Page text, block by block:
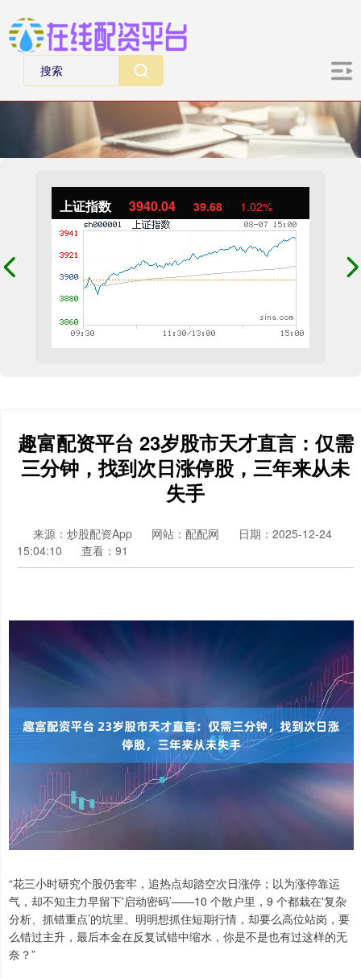
上证指数 3940.04 39.68 1.02%
趣富配资平台 23岁股市天才直言：仅需
三分钟，找到次日涨停股，三年来从未
失手
来源：炒股配资App 网站：配配网
日期：2025-12-24
15:04:10
查看：91
“花三小时研究个股仍套牢，追热点却踏空次日涨停；以为涨停靠运
气，却不知主力早留下'启动密码’——10 个散户里，9 个都栽在'复杂
分析、抓错重点’的坑里。明明想抓住短期行情，却要么高位站岗，要
么错过主升，最后本金在反复试错中缩水，你是不是也有过这样的无
奈？”